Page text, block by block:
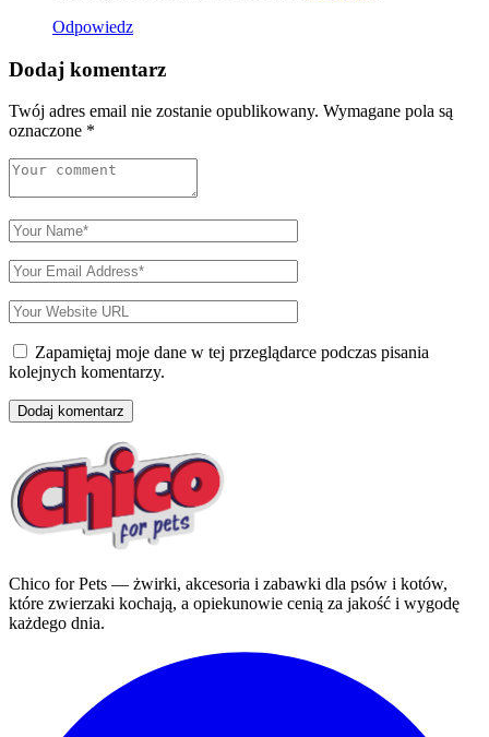
Odpowiedz
Dodaj komentarz
Twój adres email nie zostanie opublikowany. Wymagane pola są
oznaczone *
Zapamiętaj moje dane w tej przeglądarce podczas pisania
kolejnych komentarzy.
Chico for Pets — żwirki, akcesoria i zabawki dla psów i kotów,
które zwierzaki kochają, a opiekunowie cenią za jakość i wygodę
każdego dnia.